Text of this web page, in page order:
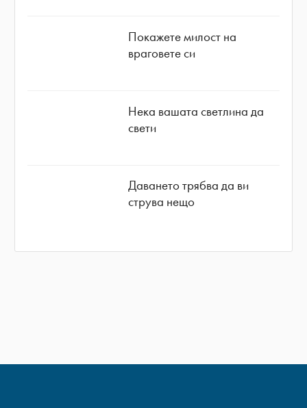
Покажете милост на
враговете си
Нека вашата светлина да
свети
Даването трябва да ви
струва нещо